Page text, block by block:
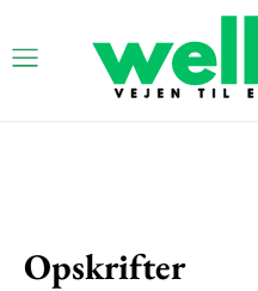
Opskrifter